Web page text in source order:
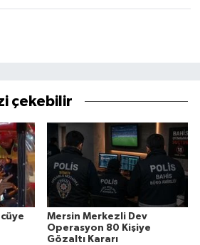
çekebilir
Mersin Merkezli Dev
Operasyon 80 Kişiye
Gözaltı Kararı